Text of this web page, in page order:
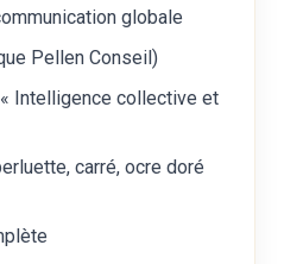
globale
Pellen Conseil)
Intelligence collective et
carré, ocre doré